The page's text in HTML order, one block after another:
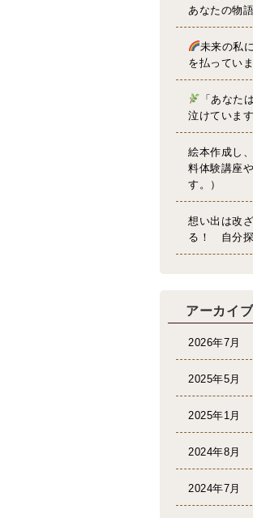
あなたの物語
未来の私
を払ってい
「あなた
泣けています
絵本作成し
料体験講座
す。）
想い出は改
る！ 自分
アーカイブ
2026年7月
2025年5月
2025年1月
2024年8月
2024年7月